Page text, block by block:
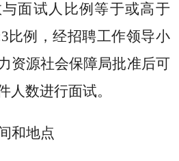
面试人 比例等于或高于
3比例
，经招聘工作领导小
资源社会保障局批准后可
人数进行面试。
和地点